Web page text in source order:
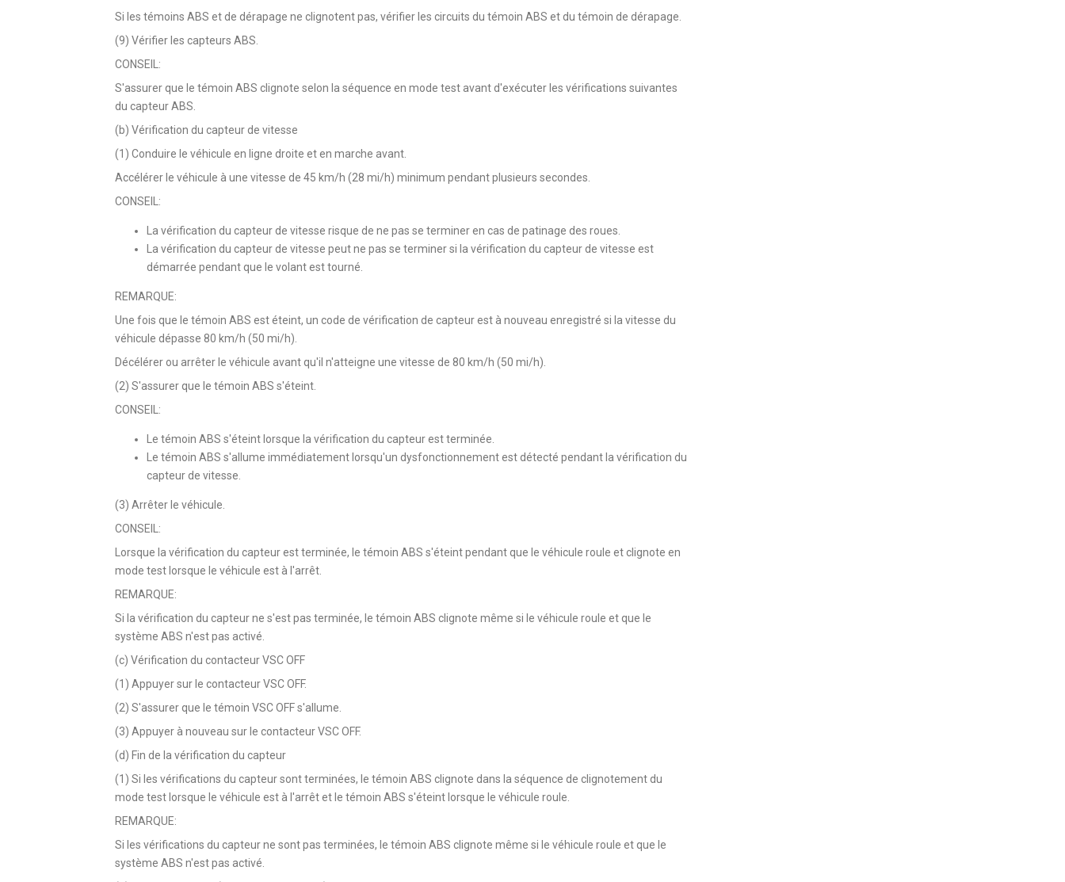
Si les témoins ABS et de dérapage ne clignotent pas, vérifier les circuits du témoin ABS et du témoin de dérapage.
(9) Vérifier les capteurs ABS.
CONSEIL:
S'assurer que le témoin ABS clignote selon la séquence en mode test avant d'exécuter les vérifications suivantes
du capteur ABS.
(b) Vérification du capteur de vitesse
(1) Conduire le véhicule en ligne droite et en marche avant.
Accélérer le véhicule à une vitesse de 45 km/h (28 mi/h) minimum pendant plusieurs secondes.
CONSEIL:
La vérification du capteur de vitesse risque de ne pas se terminer en cas de patinage des roues.
La vérification du capteur de vitesse peut ne pas se terminer si la vérification du capteur de vitesse est
démarrée pendant que le volant est tourné.
REMARQUE:
Une fois que le témoin ABS est éteint, un code de vérification de capteur est à nouveau enregistré si la vitesse du
véhicule dépasse 80 km/h (50 mi/h).
Décélérer ou arrêter le véhicule avant qu'il n'atteigne une vitesse de 80 km/h (50 mi/h).
(2) S'assurer que le témoin ABS s'éteint.
CONSEIL:
Le témoin ABS s'éteint lorsque la vérification du capteur est terminée.
Le témoin ABS s'allume immédiatement lorsqu'un dysfonctionnement est détecté pendant la vérification du
capteur de vitesse.
(3) Arrêter le véhicule.
CONSEIL:
Lorsque la vérification du capteur est terminée, le témoin ABS s'éteint pendant que le véhicule roule et clignote en
mode test lorsque le véhicule est à l'arrêt.
REMARQUE:
Si la vérification du capteur ne s'est pas terminée, le témoin ABS clignote même si le véhicule roule et que le
système ABS n'est pas activé.
(c) Vérification du contacteur VSC OFF
(1) Appuyer sur le contacteur VSC OFF.
(2) S'assurer que le témoin VSC OFF s'allume.
(3) Appuyer à nouveau sur le contacteur VSC OFF.
(d) Fin de la vérification du capteur
(1) Si les vérifications du capteur sont terminées, le témoin ABS clignote dans la séquence de clignotement du
mode test lorsque le véhicule est à l'arrêt et le témoin ABS s'éteint lorsque le véhicule roule.
REMARQUE:
Si les vérifications du capteur ne sont pas terminées, le témoin ABS clignote même si le véhicule roule et que le
système ABS n'est pas activé.